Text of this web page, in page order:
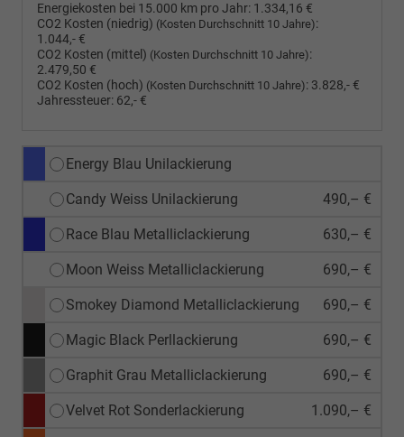
Energiekosten bei 15.000 km pro Jahr: 1.334,16 €
CO2 Kosten (niedrig) (Kosten Durchschnitt 10 Jahre):
1.044,- €
CO2 Kosten (mittel) (Kosten Durchschnitt 10 Jahre):
2.479,50 €
CO2 Kosten (hoch) (Kosten Durchschnitt 10 Jahre): 3.828,- €
Jahressteuer: 62,- €
Energy Blau Unilackierung
Candy Weiss Unilackierung 490,– €
Race Blau Metalliclackierung 630,– €
Moon Weiss Metalliclackierung 690,– €
Smokey Diamond Metalliclackierung 690,– €
Magic Black Perllackierung 690,– €
Graphit Grau Metalliclackierung 690,– €
Velvet Rot Sonderlackierung 1.090,– €